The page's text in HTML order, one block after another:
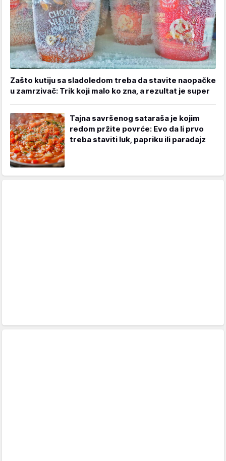
Zašto kutiju sa sladoledom treba da stavite naopačke
u zamrzivač: Trik koji malo ko zna, a rezultat je super
Tajna savršenog sataraša je kojim
redom pržite povrće: Evo da li prvo
treba staviti luk, papriku ili paradajz